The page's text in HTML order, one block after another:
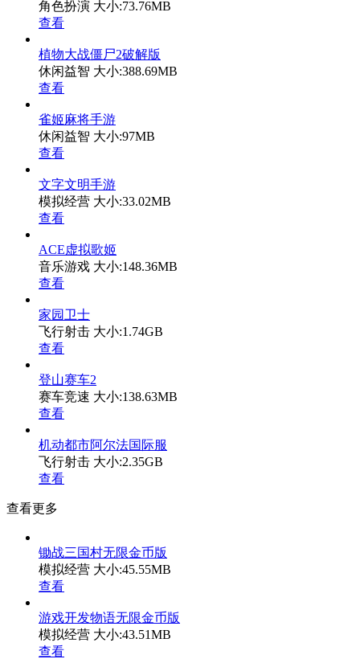
角色扮演 大小:73.76MB
查看
植物大战僵尸2破解版
休闲益智 大小:388.69MB
查看
雀姬麻将手游
休闲益智 大小:97MB
查看
文字文明手游
模拟经营 大小:33.02MB
查看
ACE虚拟歌姬
音乐游戏 大小:148.36MB
查看
家园卫士
飞行射击 大小:1.74GB
查看
登山赛车2
赛车竞速 大小:138.63MB
查看
机动都市阿尔法国际服
飞行射击 大小:2.35GB
查看
查看更多
锄战三国村无限金币版
模拟经营 大小:45.55MB
查看
游戏开发物语无限金币版
模拟经营 大小:43.51MB
查看